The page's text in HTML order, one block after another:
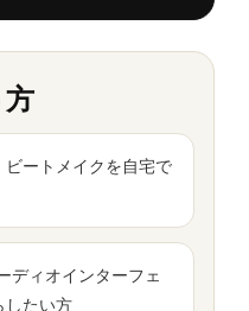
ートメイクを自宅で
ディオインターフェ
したい方